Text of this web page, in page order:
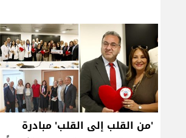
'من القلب إلى القلب' مبادرة